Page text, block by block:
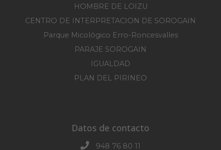
HOMBRE DE LOIZU
CENTRO DE INTERPRETACION DE SOROGAIN
Parque Micológico Erro-Roncesvalles
PARAJE SOROGAIN
IGUALDAD
PLAN DEL PIRINEO
Datos de contacto
948 76 80 11